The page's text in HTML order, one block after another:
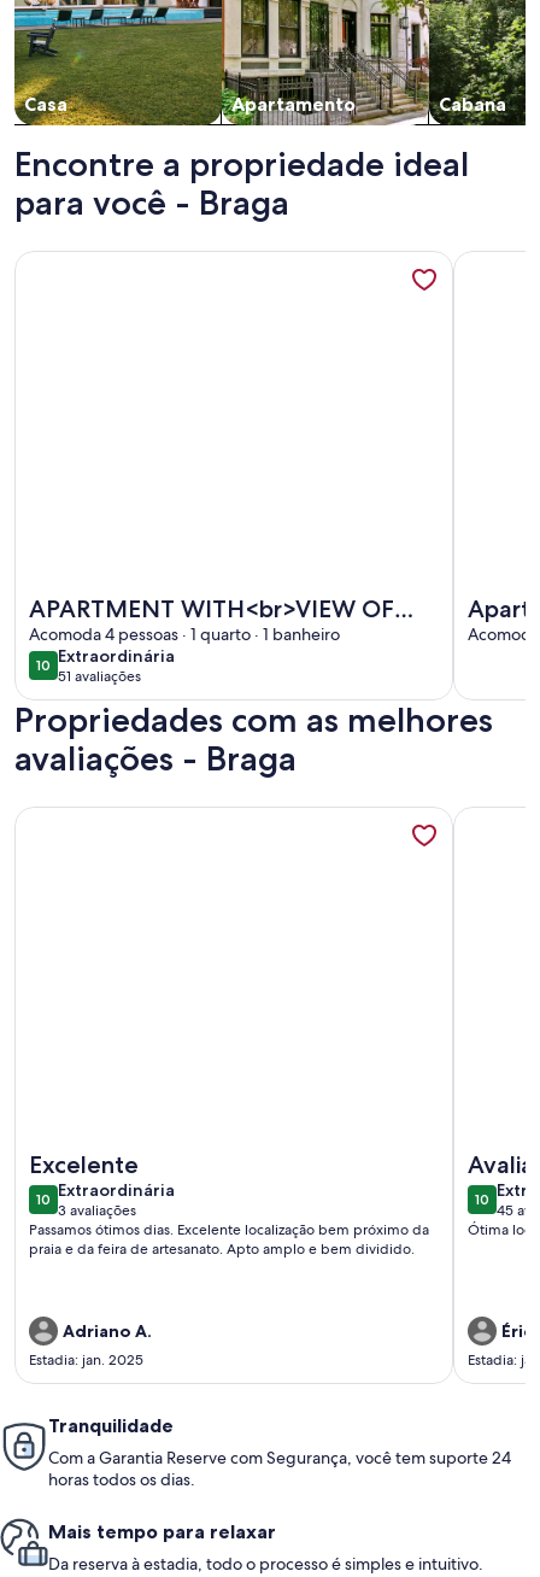
Casa Apartamento Cabana
Encontre a propriedade ideal
para você - Braga
APARTMENT WITH<br>VIEW OF
PRAIA DO FORTE
Acomoda 4 pessoas · 1 quarto · 1 banheiro
1010 de 10
Extraordinária
extraordinária
51 avaliações
(51
avaliações)
Mais informações sobre APARTMENT WITH<br>VIEW OF
Mais
Propriedades com as melhores
avaliações - Braga
Excelente
1010 de 10
Extraordinária
extraordinária
3 avaliações
(3
avaliações)
Passamos ótimos dias. Excelente localização bem próximo da
praia e da feira de artesanato. Apto amplo e bem dividido.
Adriano A.
Estadia: jan. 2025
Mais informações sobre Apto Confortável - Praia do Forte
1010 de 10
45
(45
Ótima
Estadia:
Mais
Tranquilidade
Com a Garantia Reserve com Segurança, você tem suporte 24
horas todos os dias.
Mais tempo para relaxar
Da reserva à estadia, todo o processo é simples e intuitivo.